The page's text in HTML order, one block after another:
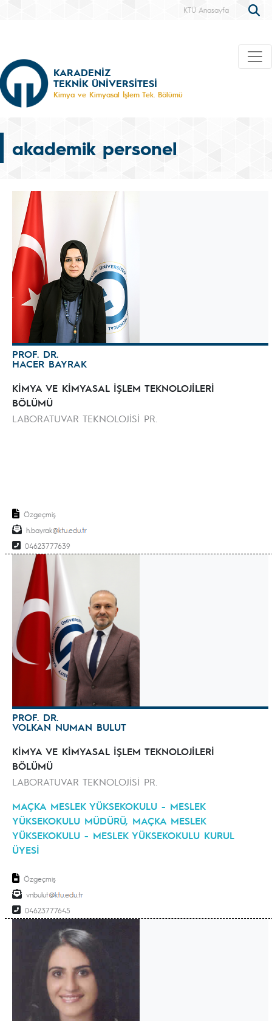
KTÜ Anasayfa
KARADENİZ
TEKNİK ÜNİVERSİTESİ
Kimya ve Kimyasal İşlem Tek. Bölümü
akademik personel
PROF. DR.
HACER BAYRAK
KİMYA VE KİMYASAL İŞLEM TEKNOLOJİLERİ
BÖLÜMÜ
LABORATUVAR TEKNOLOJİSİ PR.
Özgeçmiş
h.bayrak
04623777639
PROF. DR.
VOLKAN NUMAN BULUT
KİMYA VE KİMYASAL İŞLEM TEKNOLOJİLERİ
BÖLÜMÜ
LABORATUVAR TEKNOLOJİSİ PR.
MAÇKA MESLEK YÜKSEKOKULU - MESLEK
YÜKSEKOKULU MÜDÜRÜ, MAÇKA MESLEK
YÜKSEKOKULU - MESLEK YÜKSEKOKULU KURUL
ÜYESİ
Özgeçmiş
vnbulut
04623777645